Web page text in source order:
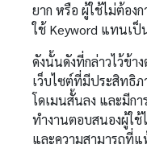
ยาก หรือ ผู้ใช้ไม่ต้อง
ใช้ Keyword แทนเ
ดังนั้นดังที่กล่าวไว้ข้า
เว็บไซต์ที่มีประสิทธิ
โดเมนสั้นลง และมีก
ทำงานตอบสนองผู้ใช้
และความสามารถที่แ